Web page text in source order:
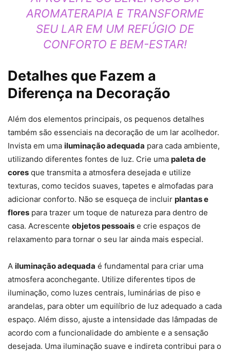
AROMATERAPIA E TRANSFORME
SEU LAR EM UM REFÚGIO DE
CONFORTO E BEM-ESTAR!
Detalhes que Fazem a
Diferença na Decoração
Além dos elementos principais, os pequenos detalhes
também são essenciais na decoração de um lar acolhedor.
Invista em uma iluminação adequada para cada ambiente,
utilizando diferentes fontes de luz. Crie uma paleta de
cores que transmita a atmosfera desejada e utilize
texturas, como tecidos suaves, tapetes e almofadas para
adicionar conforto. Não se esqueça de incluir plantas e
flores para trazer um toque de natureza para dentro de
casa. Acrescente objetos pessoais e crie espaços de
relaxamento para tornar o seu lar ainda mais especial.
A iluminação adequada é fundamental para criar uma
atmosfera aconchegante. Utilize diferentes tipos de
iluminação, como luzes centrais, luminárias de piso e
arandelas, para obter um equilíbrio de luz adequado a cada
espaço. Além disso, ajuste a intensidade das lâmpadas de
acordo com a funcionalidade do ambiente e a sensação
desejada. Uma iluminação suave e indireta contribui para o